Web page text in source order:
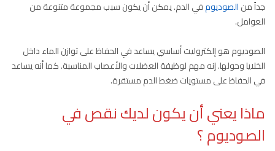
جداً منالصوديومفي الدم. يمكن أن يكون سبب مجموعة متنوعة من
العوامل.
الصوديوم هو إلكتروليت أساسي يساعد في الحفاظ على توازن الماء داخل
الخلايا وحولها. إنه مهم لوظيفة العضلات والأعصاب المناسبة. كما أنه يساعد
في الحفاظ على مستويات ضغط الدم مستقرة.
ماذا يعني أن يكون لديك نقص في
الصوديوم ؟